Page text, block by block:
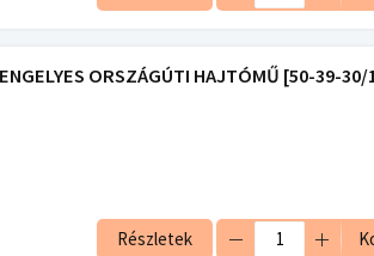
ORSZÁGÚTI HAJTÓMŰ [50-39-30/
Részletek